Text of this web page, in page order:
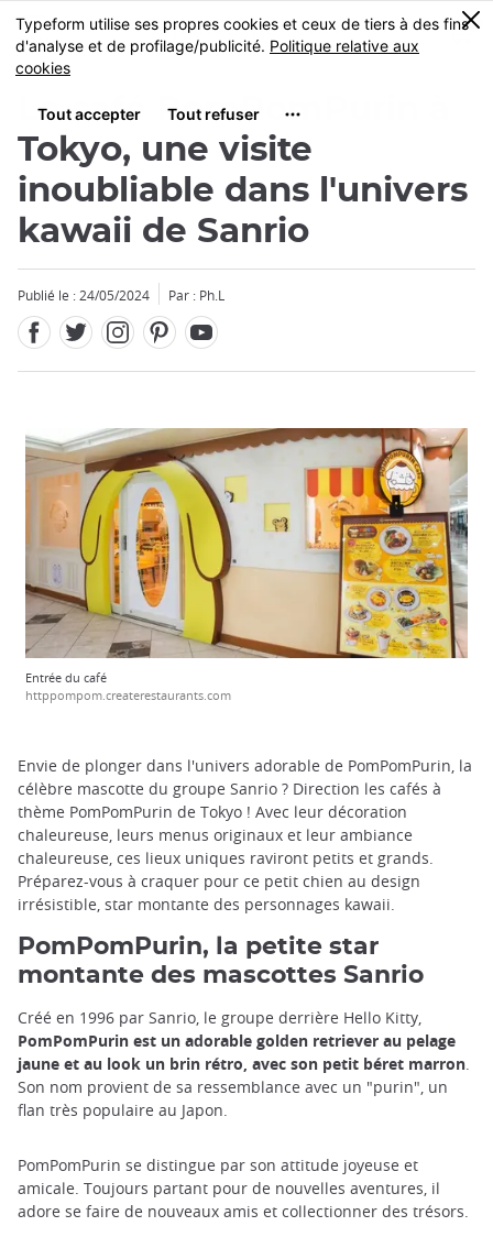
Skip
to
main
MENU
0
Le café PomPomPurin à
Tokyo, une visite
inoubliable dans l'univers
kawaii de Sanrio
Publié le : 24/05/2024 Par : Ph.L
Entrée du café
httppompom.createrestaurants.com
Envie de plonger dans l'univers adorable de PomPomPurin, la
célèbre mascotte du groupe Sanrio ? Direction les cafés à
thème PomPomPurin de Tokyo ! Avec leur décoration
chaleureuse, leurs menus originaux et leur ambiance
chaleureuse, ces lieux uniques raviront petits et grands.
Préparez-vous à craquer pour ce petit chien au design
irrésistible, star montante des personnages kawaii.
PomPomPurin, la petite star
montante des mascottes Sanrio
Créé en 1996 par Sanrio, le groupe derrière Hello Kitty,
PomPomPurin est un adorable golden retriever au pelage
jaune et au look un brin rétro, avec son petit béret marron
Son nom provient de sa ressemblance avec un "purin", un
flan très populaire au Japon.
PomPomPurin se distingue par son attitude joyeuse et
amicale. Toujours partant pour de nouvelles aventures, il
adore se faire de nouveaux amis et collectionner des trésors.
Fermer
Fermer